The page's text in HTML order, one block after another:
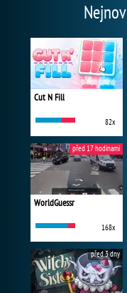
Cut N Fill
82x
WorldGuessr
168x
před 17 hodinami
před 3 dny